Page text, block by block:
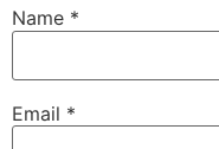
Name *
Email *